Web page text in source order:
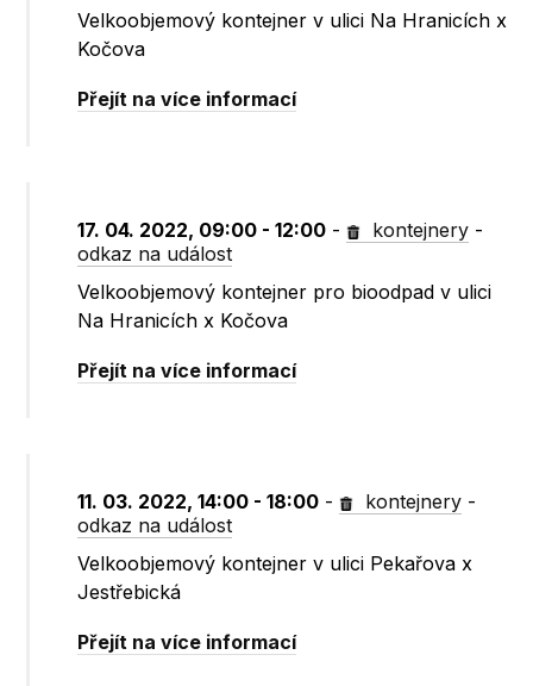
Velkoobjemový kontejner v ulici Na Hranicích x
Kočova
Přejít na více informací
17. 04. 2022, 09:00 - 12:00 - kontejnery -
odkaz na událost
Velkoobjemový kontejner pro bioodpad v ulici
Na Hranicích x Kočova
Přejít na více informací
11. 03. 2022, 14:00 - 18:00 - kontejnery -
odkaz na událost
Velkoobjemový kontejner v ulici Pekařova x
Jestřebická
Přejít na více informací